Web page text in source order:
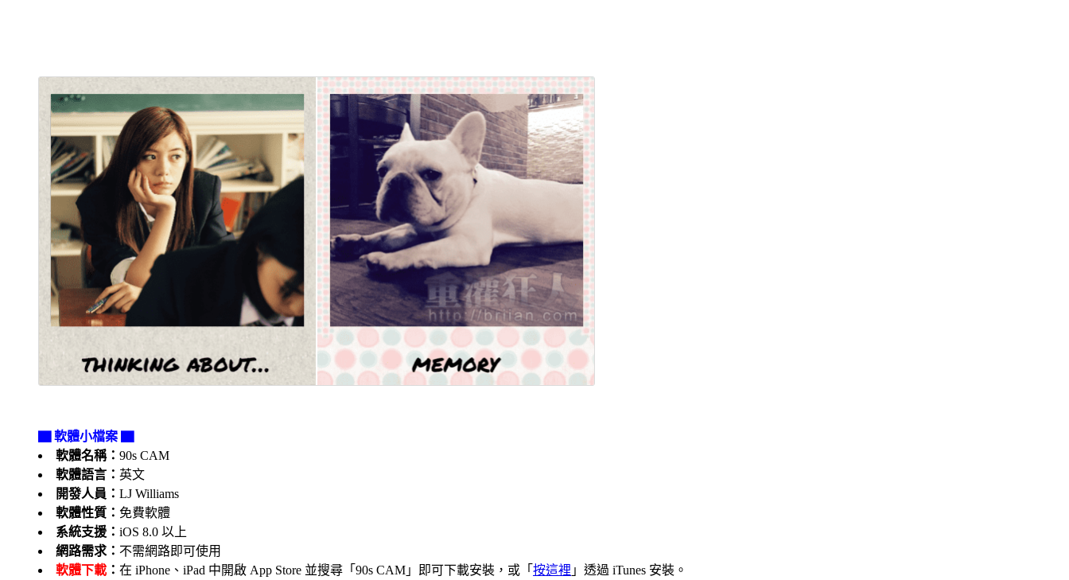
▇ 軟體小檔案 ▇
軟體名稱： 90s CAM
軟體語言： 英文
開發人員： LJ Williams
軟體性質： 免費軟體
系統支援： iOS 8.0 以上
網路需求： 不需網路即可使用
軟體下載 ： 在 iPhone、iPad 中開啟 App Store 並搜尋「90s CAM」即可下載安裝，或「 按這裡 」透過 iTunes 安裝。